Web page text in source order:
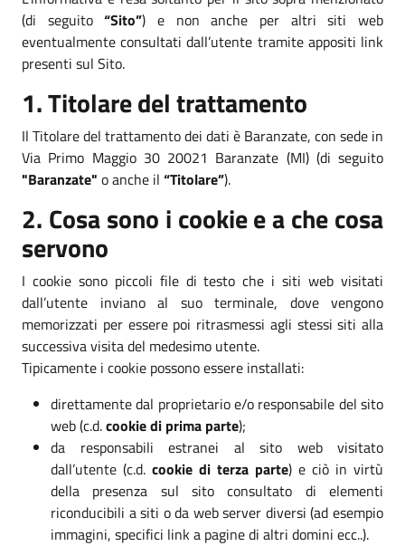
(di seguito“Sito”) e non anche per altri siti web
eventualmente consultati dall’utente tramite appositi link
presenti sul Sito.
1. Titolare del trattamento
Il Titolare del trattamento dei dati è Baranzate, con sede in
Via Primo Maggio 30 20021 Baranzate (MI) (di seguito
"Baranzate" o anche il “Titolare”).
2. Cosa sono i cookie e a che cosa
servono
I cookie sono piccoli file di testo che i siti web visitati
dall’utente inviano al suo terminale, dove vengono
memorizzati per essere poi ritrasmessi agli stessi siti alla
successiva visita del medesimo utente.
Tipicamente i cookie possono essere installati:
direttamente dal proprietario e/o responsabile del sito
web (c.d.cookie di prima parte);
da responsabili estranei al sito web visitato
dall’utente (c.d. cookie di terza parte) e ciò in virtù
della presenza sul sito consultato di elementi
riconducibili a siti o da web server diversi (ad esempio
immagini, specifici link a pagine di altri domini ecc..).